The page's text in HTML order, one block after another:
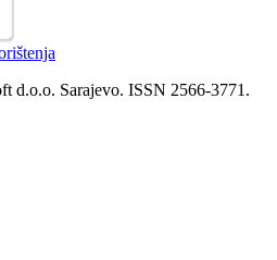
d.o.o. Sarajevo. ISSN 2566-3771.